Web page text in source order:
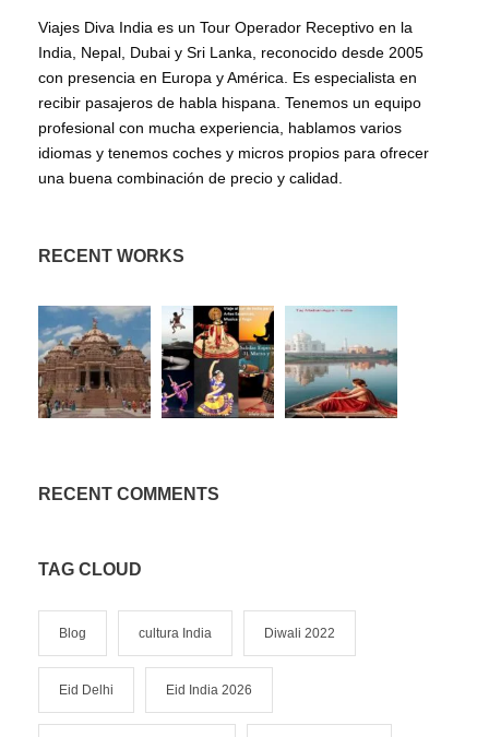
Viajes Diva India es un Tour Operador Receptivo en la
India, Nepal, Dubai y Sri Lanka, reconocido desde 2005
con presencia en Europa y América. Es especialista en
recibir pasajeros de habla hispana. Tenemos un equipo
profesional con mucha experiencia, hablamos varios
idiomas y tenemos coches y micros propios para ofrecer
una buena combinación de precio y calidad.
RECENT WORKS
RECENT COMMENTS
TAG CLOUD
Blog cultura India Diwali 2022
Eid Delhi Eid India 2026